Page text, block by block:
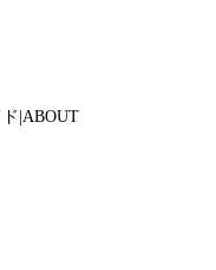
|ABOUT